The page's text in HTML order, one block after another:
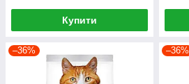
Купити
–36% –36%